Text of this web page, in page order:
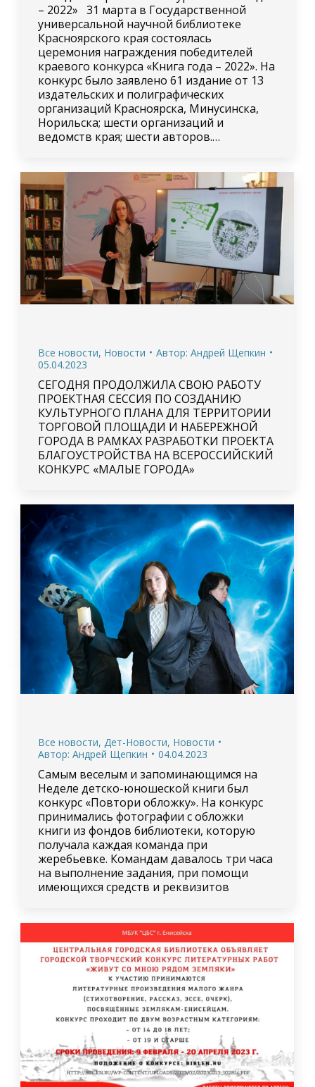
– 2022» 31 марта в Государственной
универсальной научной библиотеке
Красноярского края состоялась
церемония награждения победителей
краевого конкурса «Книга года – 2022». На
конкурс было заявлено 61 издание от 13
издательских и полиграфических
организаций Красноярска, Минусинска,
Норильска; шести организаций и
ведомств края; шести авторов.…
Все новости, Новости Автор: Андрей Щепкин
05.04.2023
СЕГОДНЯ ПРОДОЛЖИЛА СВОЮ РАБОТУ
ПРОЕКТНАЯ СЕССИЯ ПО СОЗДАНИЮ
КУЛЬТУРНОГО ПЛАНА ДЛЯ ТЕРРИТОРИИ
ТОРГОВОЙ ПЛОЩАДИ И НАБЕРЕЖНОЙ
ГОРОДА В РАМКАХ РАЗРАБОТКИ ПРОЕКТА
БЛАГОУСТРОЙСТВА НА ВСЕРОССИЙСКИЙ
КОНКУРС «МАЛЫЕ ГОРОДА»
Все новости, Дет-Новости, Новости
Автор: Андрей Щепкин 04.04.2023
Самым веселым и запоминающимся на
Неделе детско-юношеской книги был
конкурс «Повтори обложку». На конкурс
принимались фотографии с обложки
книги из фондов библиотеки, которую
получала каждая команда при
жеребьевке. Командам давалось три часа
на выполнение задания, при помощи
имеющихся средств и реквизитов